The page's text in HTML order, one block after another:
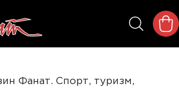
Фанат. Спорт, туризм,